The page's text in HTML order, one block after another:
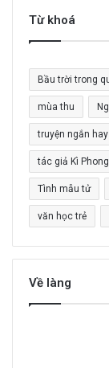
Từ khoá
Bầu trời trong
mùa thu
truyện ngắn hay
tác giả Kì Phong
Tình mẫu tử
văn học trẻ
Về làng